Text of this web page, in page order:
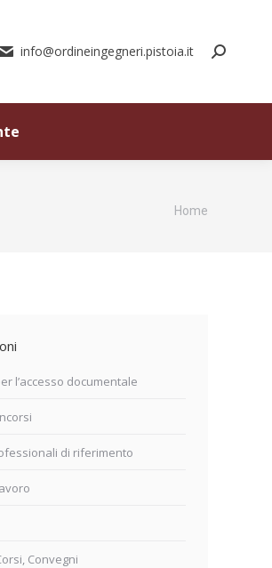
info@ordineingegneri.pistoia.it
Tu sei qui:
Home
l’accesso documentale
di riferimento
Convegni